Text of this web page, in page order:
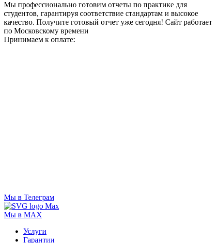
Мы профессионально готовим отчеты по практике для
студентов, гарантируя соответствие стандартам и высокое
качество. Получите готовый отчет уже сегодня! Сайт работает
по Московскому времени
Принимаем к оплате:
Мы в Телеграм
Мы в MAX
Услуги
Гарантии